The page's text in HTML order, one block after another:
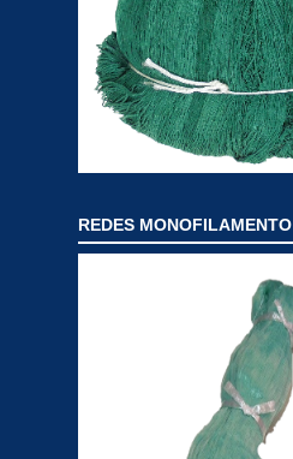
REDES MONOFILAMENTO